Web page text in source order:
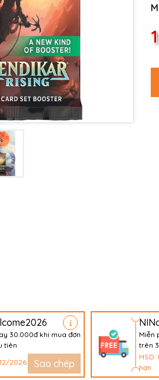
30.000đ khi mua đơn
tiên
2026
Sao chép
Miễn
trên
HSD:
hạn